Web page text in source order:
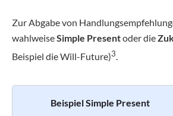
Zur Abgabe von
wahlweiseSimple Presentoder die
Beispiel die Will-Future)3.
Beispiel Simple Present